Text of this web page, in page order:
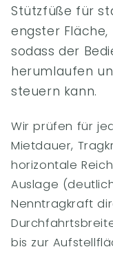
Stützfüße für
engster
sodass der
herumlaufen
steuern kann.
Wir prüfen für
Mietdauer,
horizontale
Auslage
Nenntragkraft
bis zur